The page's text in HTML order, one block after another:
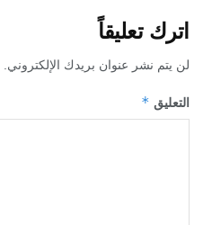
اترك تعليقاً
لن يتم نشر عنوان بريدك الإلكتروني.
التعليق *